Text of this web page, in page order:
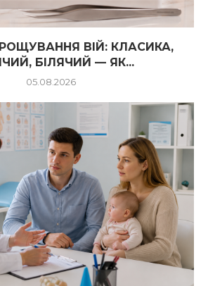
ВІЙ: КЛАСИКА,
БІЛЯЧИЙ — ЯК...
05.08.2026